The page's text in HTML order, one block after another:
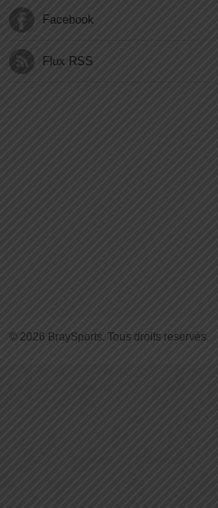
Facebook
Flux RSS
© 2026 BraySports. Tous droits reservés.